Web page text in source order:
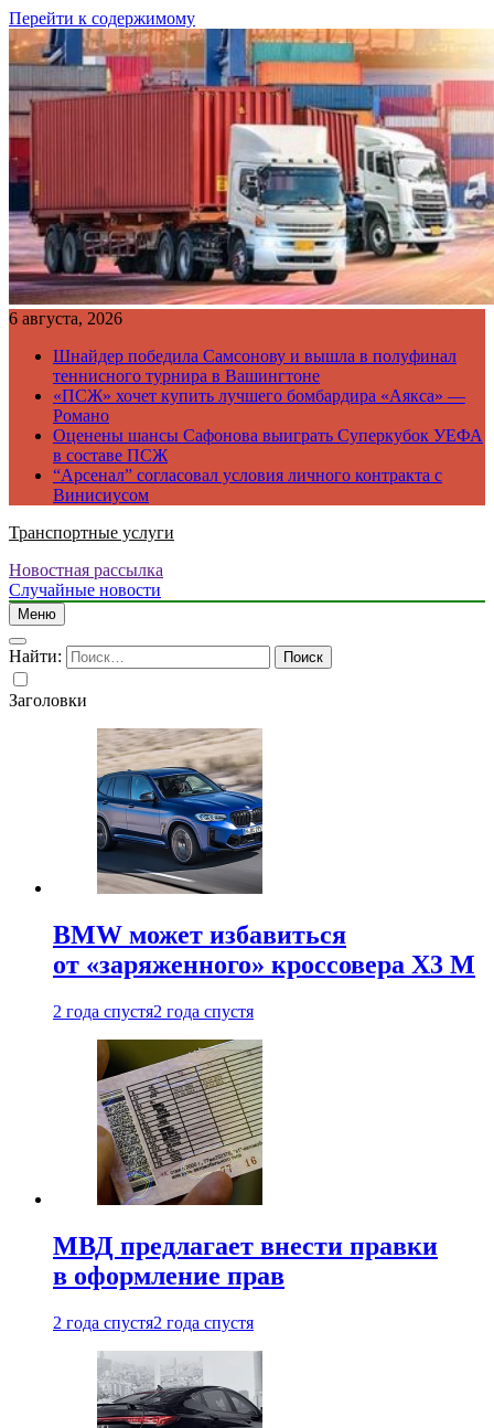
Перейти к содержимому
6 августа, 2026
Шнайдер победила Самсонову и вышла в полуфинал
теннисного турнира в Вашингтоне
«ПСЖ» хочет купить лучшего бомбардира «Аякса» —
Романо
Оценены шансы Сафонова выиграть Суперкубок УЕФА
в составе ПСЖ
“Арсенал” согласовал условия личного контракта с
Винисиусом
Транспортные услуги
Новостная рассылка
Случайные новости
Меню
Найти:
Заголовки
BMW может избавиться
от «заряженного» кроссовера X3 M
2 года спустя2 года спустя
МВД предлагает внести правки
в оформление прав
2 года спустя2 года спустя